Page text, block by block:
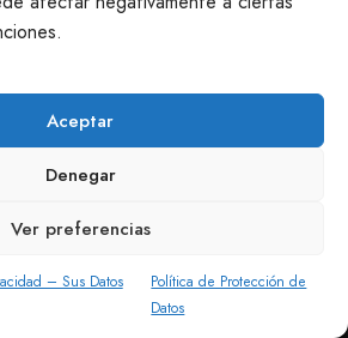
Aceptar
Denegar
Ver preferencias
– Sus Datos
Política de Protección de
Datos